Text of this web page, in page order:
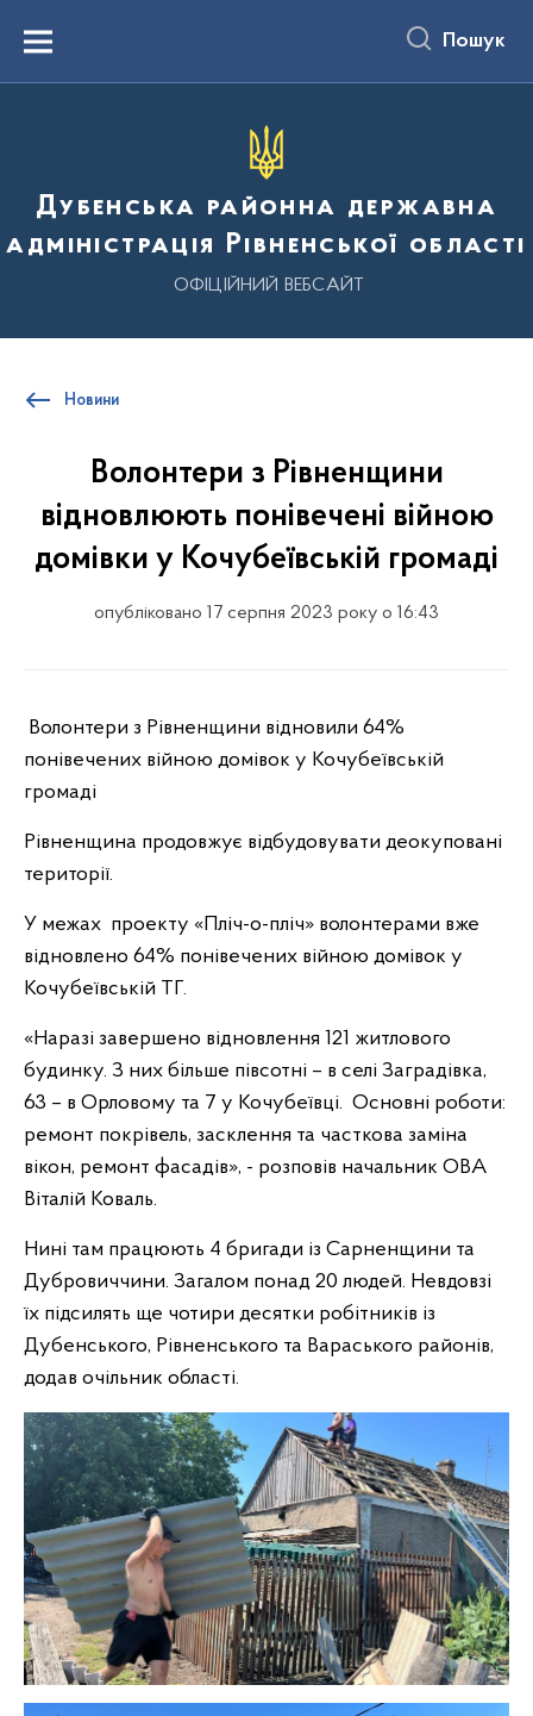
вмістуMenu Пошук
Дубенська районна державна
адміністрація Рівненської області
ОФІЦІЙНИЙ ВЕБСАЙТ
Новини
Волонтери з Рівненщини
відновлюють понівечені війною
домівки у Кочубеївській громаді
опубліковано 17 серпня 2023 року о 16:43
Волонтери з Рівненщини відновили 64%
понівечених війною домівок у Кочубеївській
громаді
Рівненщина продовжує відбудовувати деокуповані
території.
У межах проекту «Пліч-о-пліч» волонтерами вже
відновлено 64% понівечених війною домівок у
Кочубеївській ТГ.
«Наразі завершено відновлення 121 житлового
будинку. З них більше півсотні – в селі Заградівка,
63 – в Орловому та 7 у Кочубеївці. Основні роботи:
ремонт покрівель, засклення та часткова заміна
вікон, ремонт фасадів», - розповів начальник ОВА
Віталій Коваль.
Нині там працюють 4 бригади із Сарненщини та
Дубровиччини. Загалом понад 20 людей. Невдовзі
їх підсилять ще чотири десятки робітників із
Дубенського, Рівненського та Вараського районів,
додав очільник області.